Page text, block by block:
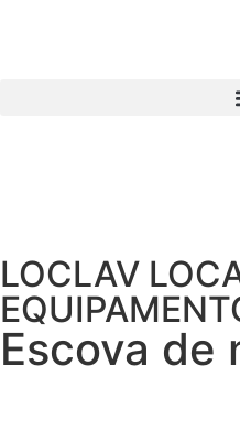
LOCLAV
Escova de